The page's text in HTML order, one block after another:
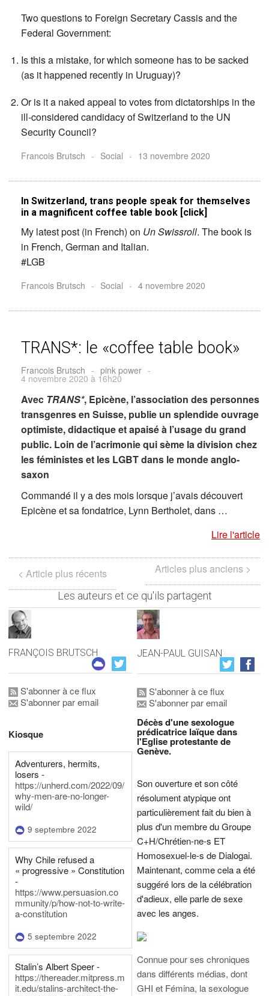
Two questions to Foreign Secretary Cassis and the
Federal Government:
Is this a mistake, for which someone has to be sacked
(as it happened recently in Uruguay)?
Or is it a naked appeal to votes from dictatorships in the
ill-considered candidacy of Switzerland to the UN
Security Council?
Francois Brutsch - Social - 13 novembre 2020
In Switzerland, trans people speak for themselves
in a magnificent coffee table book [click]
My latest post (in French) on Un Swissroll. The book is
in French, German and Italian.
#LGB
Francois Brutsch - Social - 4 novembre 2020
TRANS*: le «coffee table book»
Francois Brutsch - pink power -
4 novembre 2020 à 16h20
Avec TRANS*, Epicène, l’association des personnes
transgenres en Suisse, publie un splendide ouvrage
optimiste, didactique et apaisé à l’usage du grand
public. Loin de l’acrimonie qui sème la division chez
les féministes et les LGBT dans le monde anglo-
saxon
Commandé il y a des mois lorsque j’avais découvert
Epicène et sa fondatrice, Lynn Bertholet, dans …
Lire l'article
< Article plus récents Articles plus anciens >
Les auteurs et ce qu'ils partagent
FRANÇOIS BRUTSCH
S'abonner à ce flux
S'abonner par email
Kiosque
Adventurers, hermits,
losers -
https://unherd.com/2022/09/
why-men-are-no-longer-
wild/
9 septembre 2022
Why Chile refused a
« progressive » Constitution
-
https://www.persuasion.co
mmunity/p/how-not-to-write-
a-constitution
5 septembre 2022
Stalin’s Albert Speer -
https://thereader.mitpress.m
it.edu/stalins-architect-the-
JEAN-PAUL GUISAN
S'abonner à ce flux
S'abonner par email
Décès d'une sexologue
prédicatrice laïque dans
l'Eglise protestante de
Genève.
Son ouverture et son côté
résolument atypique ont
particulièrement fait du bien à
plus d'un membre du Groupe
C+H/Chrétien-ne-s ET
Homosexuel-le-s de Dialogai.
Maintenant, comme cela a été
suggéré lors de la célébration
d'adieux, elle parle de sexe
avec les anges.
Connue pour ses chroniques
dans différents médias, dont
GHI et Fémina, la sexologue